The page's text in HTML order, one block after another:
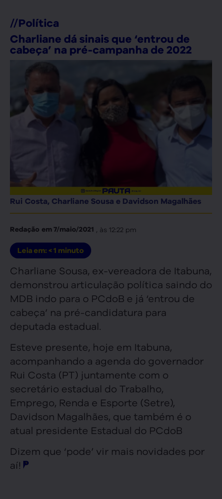
//Política
Charliane dá sinais que ‘entrou de
cabeça’ na pré-campanha de 2022
Rui Costa, Charliane Sousa e Davidson Magalhães
Redação em7/maio/2021 , às 12:22 pm
Leia em: < 1 minuto
Charliane Sousa, ex-vereadora de Itabuna,
demonstrou articulação política saindo do
MDB indo para o PCdoB e já ‘entrou de
cabeça’ na pré-candidatura para
deputada estadual.
Esteve presente, hoje em Itabuna,
acompanhando a agenda do governador
Rui Costa (PT) juntamente com o
secretário estadual do Trabalho,
Emprego, Renda e Esporte (Setre),
Davidson Magalhães, que também é o
atual presidente Estadual do PCdoB
Dizem que ‘pode’ vir mais novidades por
aí!